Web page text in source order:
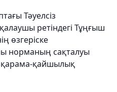
Тәуелсіз
ретіндегі Тұңғыш
өзгеріске
норманың сақталуы
қарама-қайшылық